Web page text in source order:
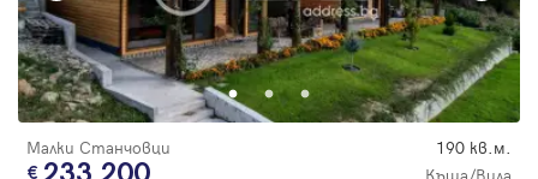
Малки Станчовци 190 кв.м.